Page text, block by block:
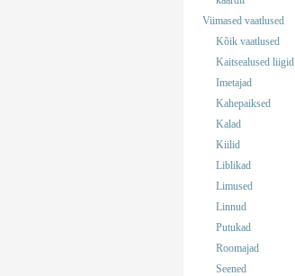
Viimased vaatlused
Kõik vaatlused
Kaitsealused liigid
Imetajad
Kahepaiksed
Kalad
Kiilid
Liblikad
Limused
Linnud
Putukad
Roomajad
Seened